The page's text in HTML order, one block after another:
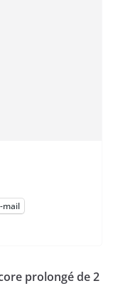
mail
prolongé de 2